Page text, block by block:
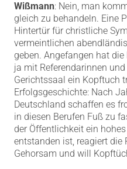
Wißmann: Nein, man
gleich zu behandeln. Eine
Hintertür für christliche
vermeintlichen
geben. Angefangen hat
ja mit Referendarinnen
Gerichtssaal ein Kopftuch
Erfolgsgeschichte: Nach
Deutschland schaffen es
in diesen Berufen Fuß zu
der Öffentlichkeit ein
entstanden ist, reagiert
Gehorsam und will